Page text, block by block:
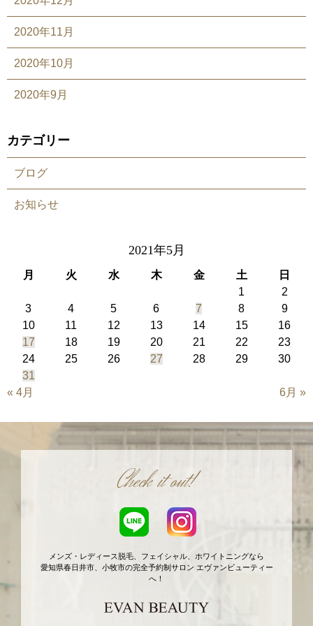
2020年11月
2020年10月
2020年9月
カテゴリー
ブログ
お知らせ
2021年5月
月 火 水 木 金 土
日
1
2
3
4 5 6 7 8
9
10
11 12 13 14 15
16
17
18 19 20 21 22
23
24
25 26 27 28 29
30
31
« 4月
6月 »
Check it out!
メンズ・レディース脱毛、フェイシャル、ホワイトニングなら
愛知県春日井市、小牧市の完全予約制サロン エヴァンビューティー
へ！